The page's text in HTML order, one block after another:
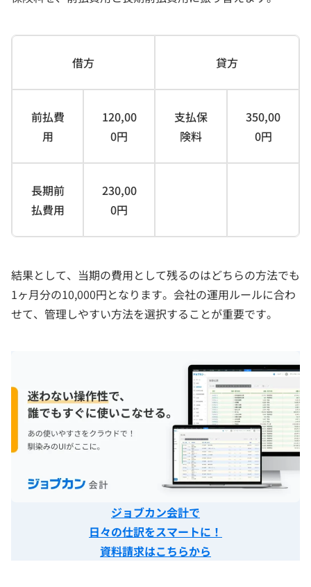
借方 貸方
前払費
用
120,00
0円
支払保
険料
350,00
0円
長期前
払費用
230,00
0円
結果として、当期の費用として残るのはどちらの方法でも
1ヶ月分の10,000円となります。会社の運用ルールに合わ
せて、管理しやすい方法を選択することが重要です。
ジョブカン会計で
日々の仕訳をスマートに！
資料請求はこちらから